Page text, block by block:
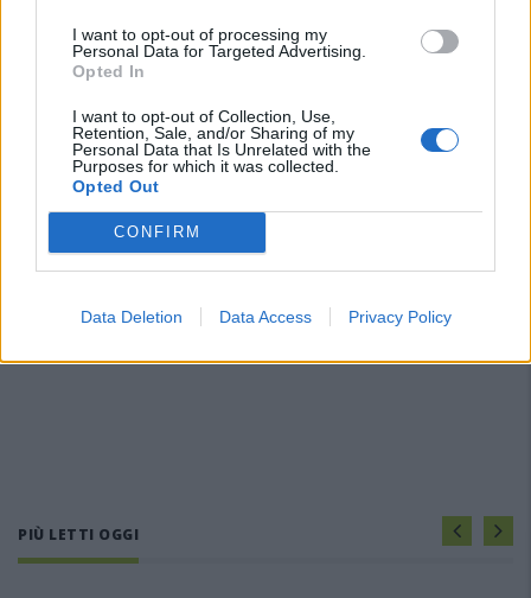
I want to opt-out of processing my
Personal Data for Targeted Advertising.
Opted In
I want to opt-out of Collection, Use,
Retention, Sale, and/or Sharing of my
Personal Data that Is Unrelated with the
Purposes for which it was collected.
Opted Out
CONFIRM
Data Deletion Data Access Privacy Policy
PIÙ LETTI OGGI